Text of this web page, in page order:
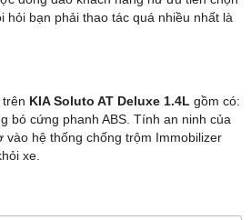
hỏi bạn phải thao tác quá nhiều nhất là
KIA Soluto AT Deluxe 1.4L gồm có:
bó cứng phanh ABS. Tính an ninh của
vào hệ thống chống trộm Immobilizer
xe.